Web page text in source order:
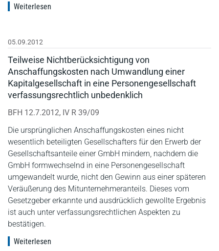
Weiterlesen
05.09.2012
Teilweise Nichtberücksichtigung von
Anschaffungskosten nach Umwandlung einer
Kapitalgesellschaft in eine Personengesellschaft
verfassungsrechtlich unbedenklich
BFH 12.7.2012, IV R 39/09
Die ursprünglichen Anschaffungskosten eines nicht
wesentlich beteiligten Gesellschafters für den Erwerb der
Gesellschaftsanteile einer GmbH mindern, nachdem die
GmbH formwechselnd in eine Personengesellschaft
umgewandelt wurde, nicht den Gewinn aus einer späteren
Veräußerung des Mitunternehmeranteils. Dieses vom
Gesetzgeber erkannte und ausdrücklich gewollte Ergebnis
ist auch unter verfassungsrechtlichen Aspekten zu
bestätigen.
Weiterlesen